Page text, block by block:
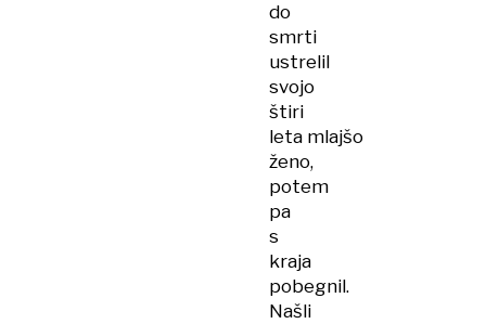
do
smrti
ustrelil
svojo
štiri
leta mlajšo
ženo,
potem
pa
s
kraja
pobegnil.
Našli